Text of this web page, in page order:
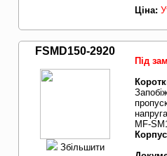
Ціна:
FSMD150-2920
Збільшити
Під
MF-